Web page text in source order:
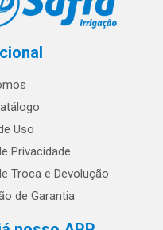
Uso
Privacidade
Troca e Devolução
de Garantia